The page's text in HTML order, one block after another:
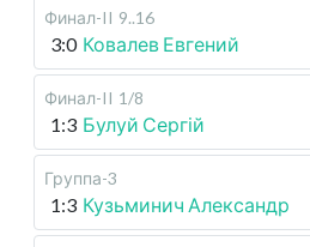
Финал-II 9..16
3:0 Ковалев Евгений
Финал-II 1/8
1:3 Булуй Сергій
Группа-3
1:3 Кузьминич Александр